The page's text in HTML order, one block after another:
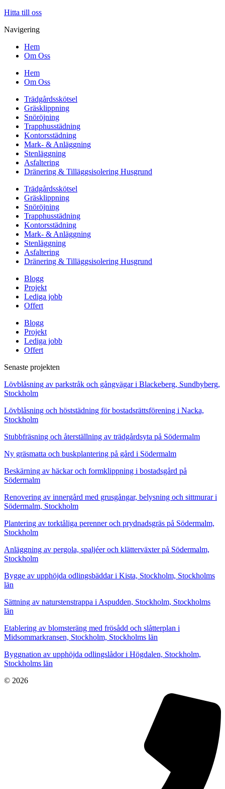
Hitta till oss
Navigering
Hem
Om Oss
Hem
Om Oss
Trädgårdsskötsel
Gräsklippning
Snöröjning
Trapphusstädning
Kontorsstädning
Mark- & Anläggning
Stenläggning
Asfaltering
Dränering & Tilläggsisolering Husgrund
Trädgårdsskötsel
Gräsklippning
Snöröjning
Trapphusstädning
Kontorsstädning
Mark- & Anläggning
Stenläggning
Asfaltering
Dränering & Tilläggsisolering Husgrund
Blogg
Projekt
Lediga jobb
Offert
Blogg
Projekt
Lediga jobb
Offert
Senaste projekten
Lövblåsning av parkstråk och gångvägar i Blackeberg, Sundbyberg,
Stockholm
Lövblåsning och höststädning för bostadsrättsförening i Nacka,
Stockholm
Stubbfräsning och återställning av trädgårdsyta på Södermalm
Ny gräsmatta och buskplantering på gård i Södermalm
Beskärning av häckar och formklippning i bostadsgård på
Södermalm
Renovering av innergård med grusgångar, belysning och sittmurar i
Södermalm, Stockholm
Plantering av torktåliga perenner och prydnadsgräs på Södermalm,
Stockholm
Anläggning av pergola, spaljéer och klätterväxter på Södermalm,
Stockholm
Bygge av upphöjda odlingsbäddar i Kista, Stockholm, Stockholms
län
Sättning av naturstenstrappa i Aspudden, Stockholm, Stockholms
län
Etablering av blomsteräng med frösådd och slåtterplan i
Midsommarkransen, Stockholm, Stockholms län
Byggnation av upphöjda odlingslådor i Högdalen, Stockholm,
Stockholms län
© 2026